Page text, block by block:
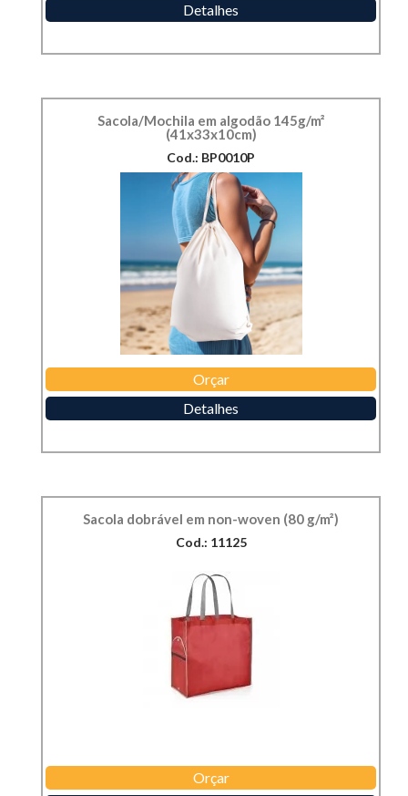
Detalhes
Sacola/Mochila em algodão 145g/m²
(41x33x10cm)
Cod.: BP0010P
Orçar
Detalhes
Sacola dobrável em non-woven (80 g/m²)
Cod.: 11125
Orçar